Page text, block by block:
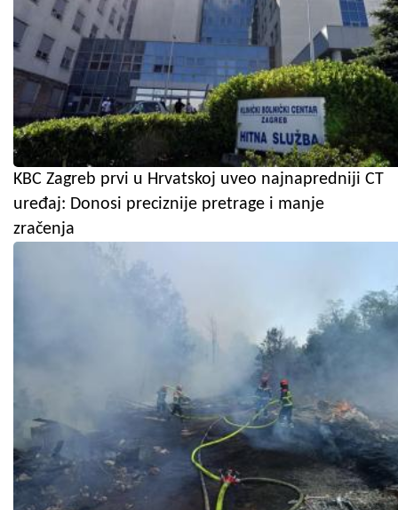
KBC Zagreb prvi u Hrvatskoj uveo najnapredniji CT
uređaj: Donosi preciznije pretrage i manje
zračenja